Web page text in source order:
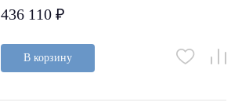
436 110 ₽
В корзину